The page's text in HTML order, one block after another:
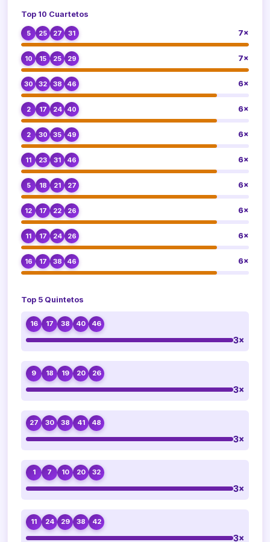
Top 10 Cuartetos
5 25 27 31 7×
10 15 25 29 7×
30 32 38 46 6×
2 17 24 40 6×
2 30 35 49 6×
11 23 31 46 6×
5 18 21 27 6×
12 17 22 26 6×
11 17 24 26 6×
16 17 38 46 6×
Top 5 Quintetos
16 17 38 40 46
3×
9 18 19 20 26
3×
27 30 38 41 48
3×
1 7 10 20 32
3×
11 24 29 38 42
3×